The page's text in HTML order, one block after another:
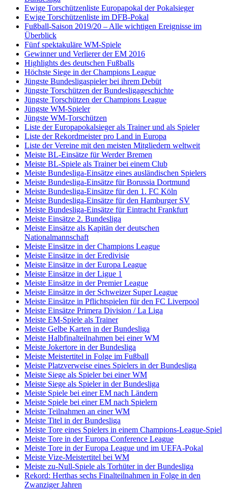
Ewige Torschützenliste Europapokal der Pokalsieger
Ewige Torschützenliste im DFB-Pokal
Fußball-Saison 2019/20 – Alle wichtigen Ereignisse im
Überblick
Fünf spektakuläre WM-Spiele
Gewinner und Verlierer der EM 2016
Highlights des deutschen Fußballs
Höchste Siege in der Champions League
Jüngste Bundesligaspieler bei ihrem Debüt
Jüngste Torschützen der Bundesligageschichte
Jüngste Torschützen der Champions League
Jüngste WM-Spieler
Jüngste WM-Torschützen
Liste der Europapokalsieger als Trainer und als Spieler
Liste der Rekordmeister pro Land in Europa
Liste der Vereine mit den meisten Mitgliedern weltweit
Meiste BL-Einsätze für Werder Bremen
Meiste BL-Spiele als Trainer bei einem Club
Meiste Bundesliga-Einsätze eines ausländischen Spielers
Meiste Bundesliga-Einsätze für Borussia Dortmund
Meiste Bundesliga-Einsätze für den 1. FC Köln
Meiste Bundesliga-Einsätze für den Hamburger SV
Meiste Bundesliga-Einsätze für Eintracht Frankfurt
Meiste Einsätze 2. Bundesliga
Meiste Einsätze als Kapitän der deutschen
Nationalmannschaft
Meiste Einsätze in der Champions League
Meiste Einsätze in der Eredivisie
Meiste Einsätze in der Europa League
Meiste Einsätze in der Ligue 1
Meiste Einsätze in der Premier League
Meiste Einsätze in der Schweizer Super League
Meiste Einsätze in Pflichtspielen für den FC Liverpool
Meiste Einsätze Primera Division / La Liga
Meiste EM-Spiele als Trainer
Meiste Gelbe Karten in der Bundesliga
Meiste Halbfinalteilnahmen bei einer WM
Meiste Jokertore in der Bundesliga
Meiste Meistertitel in Folge im Fußball
Meiste Platzverweise eines Spielers in der Bundesliga
Meiste Siege als Spieler bei einer WM
Meiste Siege als Spieler in der Bundesliga
Meiste Spiele bei einer EM nach Ländern
Meiste Spiele bei einer EM nach Spielern
Meiste Teilnahmen an einer WM
Meiste Titel in der Bundesliga
Meiste Tore eines Spielers in einem Champions-League-Spiel
Meiste Tore in der Europa Conference League
Meiste Tore in der Europa League und im UEFA-Pokal
Meiste Vize-Meistertitel bei WM
Meiste zu-Null-Spiele als Torhüter in der Bundesliga
Rekord: Herthas sechs Finalteilnahmen in Folge in den
Zwanziger Jahren